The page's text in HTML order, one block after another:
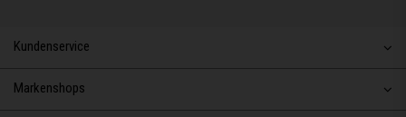
Kundenservice
Markenshops